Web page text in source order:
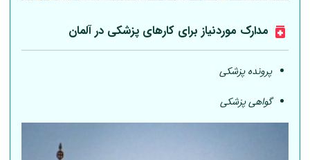
مدارک موردنیاز برای کارهای پزشکی درآلمان
پرونده پزشکی
گواهی پزشکی